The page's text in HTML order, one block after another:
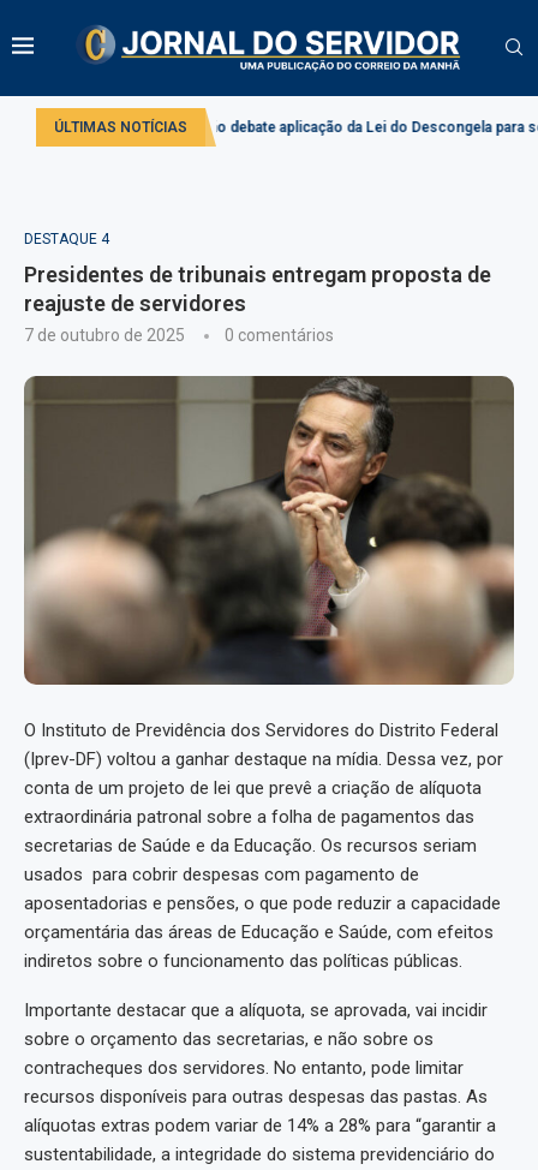
ÚLTIMAS NOTÍCIAS
Comissão debate aplicação da Lei do Descongela para servidores
DESTAQUE 4
Presidentes de tribunais entregam proposta de
reajuste de servidores
7 de outubro de 2025 0 comentários
O Instituto de Previdência dos Servidores do Distrito Federal
(Iprev-DF) voltou a ganhar destaque na mídia. Dessa vez, por
conta de um projeto de lei que prevê a criação de alíquota
extraordinária patronal sobre a folha de pagamentos das
secretarias de Saúde e da Educação. Os recursos seriam
usados para cobrir despesas com pagamento de
aposentadorias e pensões, o que pode reduzir a capacidade
orçamentária das áreas de Educação e Saúde, com efeitos
indiretos sobre o funcionamento das políticas públicas.
Importante destacar que a alíquota, se aprovada, vai incidir
sobre o orçamento das secretarias, e não sobre os
contracheques dos servidores. No entanto, pode limitar
recursos disponíveis para outras despesas das pastas. As
alíquotas extras podem variar de 14% a 28% para “garantir a
sustentabilidade, a integridade do sistema previdenciário do